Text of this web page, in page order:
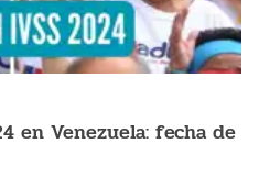
en Venezuela: fecha de